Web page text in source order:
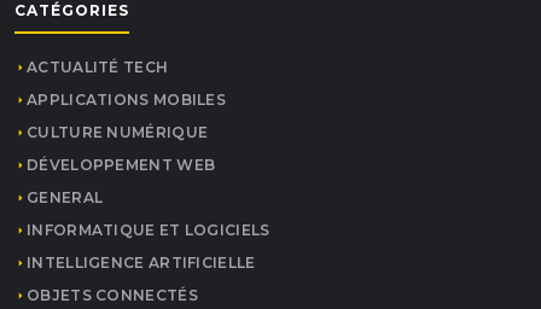
CATÉGORIES
ACTUALITÉ TECH
APPLICATIONS MOBILES
CULTURE NUMÉRIQUE
DÉVELOPPEMENT WEB
GENERAL
INFORMATIQUE ET LOGICIELS
INTELLIGENCE ARTIFICIELLE
OBJETS CONNECTÉS